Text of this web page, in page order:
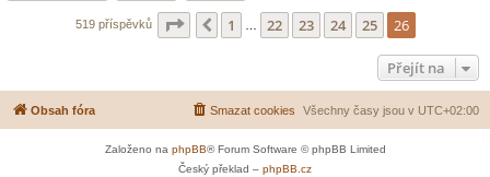
519 příspěvků Stránka 26 z26
Předchozí
1 … 22 23 24 25 26
Přejít na
Obsah fóra Všechny časy jsou v UTC+02:00
Smazat cookies
Založeno na phpBB® Forum Software © phpBB Limited
Český překlad – phpBB.cz